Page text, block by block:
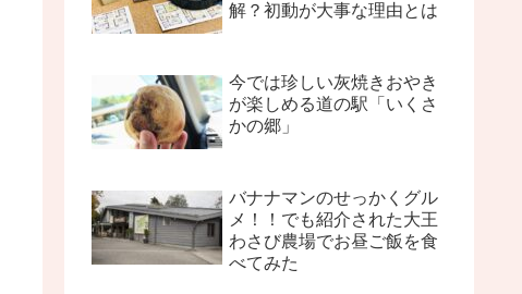
解？初動が大事な理由とは
今では珍しい灰焼きおやき
が楽しめる道の駅「いくさ
かの郷」
バナナマンのせっかくグル
メ！！でも紹介された大王
わさび農場でお昼ご飯を食
べてみた